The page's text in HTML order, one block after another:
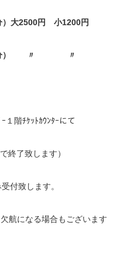
）大2500円 小1200円
（70分） 〃 〃
。
１階ﾁｹｯﾄｶｳﾝﾀｰにて
終了致します）
付致します。
航になる場合もございます